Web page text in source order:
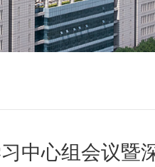
中心组会议暨